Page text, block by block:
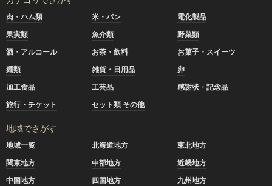
肉・ハム類 米・パン
電化製品
果実類
魚介類
野菜類
酒・アルコール
お茶・飲料
お菓子・スイーツ
麺類
雑貨・日用品
卵
加工食品
工芸品
感謝状・記念品
旅行・チケット
セット類 その他
地域でさがす
地域一覧 北海道地方
東北地方
関東地方
中部地方
近畿地方
中国地方
四国地方 九州地方